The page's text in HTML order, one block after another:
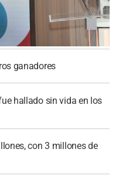
ganadores
hallado sin vida en los
con 3 millones de